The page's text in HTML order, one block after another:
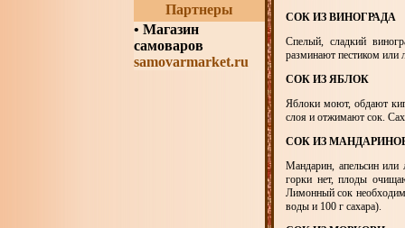
Партнеры
• Магазин
самоваров
samovarmarket.ru
СОК ИЗ ВИНОГРАДА
Спелый, сладкий
разминают пестиком
СОК ИЗ ЯБЛОК
Яблоки моют, обдают
слоя и отжимают сок.
СОК ИЗ
Мандарин, апельсин
горки нет, плоды
Лимонный сок
воды и 100 г сахара).